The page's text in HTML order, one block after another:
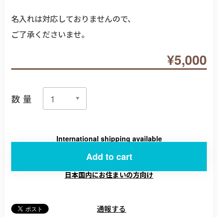
名入れは対応しておりませんので、
ご了承くださいませ。
¥5,000
数量
International shipping available
Add to cart
日本国内にお住まいの方向け
通報する